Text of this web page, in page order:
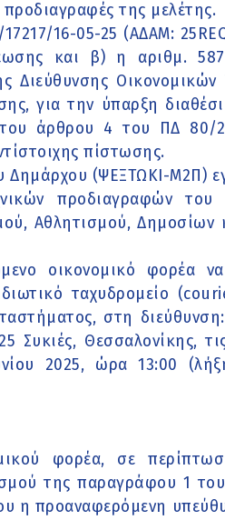
της μελέτης.
16-05-25 (ΑΔΑΜ:
και β) η αριθμ. 587/
Διεύθυνσης Οικονομικών
για την ύπαρξη
άρθρου 4 του ΠΔ 80/
πίστωσης.
Δημάρχου (ΨΕΞΤΩΚΙ-Μ2Π)
προδιαγραφών του
Αθλητισμού, Δημοσίων
οικονομικό φορέα να
ταχυδρομείο
στη
Θεσσαλονίκης,
2025, ώρα 13:00
φορέα, σε
της παραγράφου 1
η προαναφερόμενη